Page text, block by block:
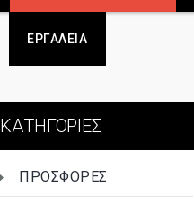
ΕΡΓΑΛΕΙΑ
ΚΑΤΗΓΟΡΙΕΣ
ΠΡΟΣΦΟΡΕΣ